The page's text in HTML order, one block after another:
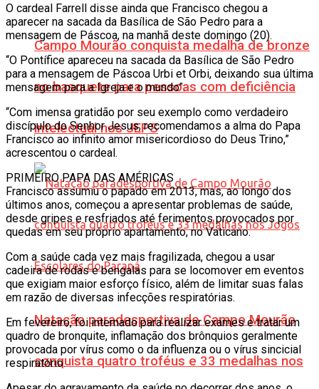
Campo Mourão conquista medalha de bronze
no basquete para pessoas com deficiência
intelectual nos JEPS
Natação paradesportiva de Campo Mourão
conquista quatro troféus e 33 medalhas nos
O cardeal Farrell disse ainda que Francisco chegou a
aparecer na sacada da Basílica de São Pedro para a
mensagem de Páscoa, na manhã deste domingo (20).
“O Pontífice apareceu na sacada da Basílica de São Pedro
para a mensagem de Páscoa Urbi et Orbi, deixando sua última
mensagem para a Igreja e o mundo”.
“Com imensa gratidão por seu exemplo como verdadeiro
discípulo do Senhor Jesus, recomendamos a alma do Papa
Francisco ao infinito amor misericordioso do Deus Trino,”
acrescentou o cardeal.
PRIMEIRO PAPA DAS AMÉRICAS
Francisco assumiu o papado em 2013, mas, ao longo dos
últimos anos, começou a apresentar problemas de saúde,
desde gripes e resfriados até ferimentos provocados por
quedas em seu próprio apartamento, no Vaticano.
Com a saúde cada vez mais fragilizada, chegou a usar
cadeira de rodas e bengalas para se locomover em eventos
que exigiam maior esforço físico, além de limitar suas falas
em razão de diversas infecções respiratórias.
Em fevereiro, foi internado para realizar exames e tratar um
quadro de bronquite, inflamação dos brônquios geralmente
provocada por vírus como o da influenza ou o vírus sincicial
respiratório.